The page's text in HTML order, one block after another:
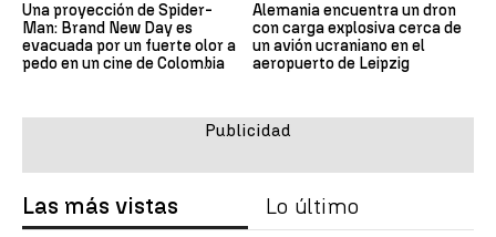
Una proyección de Spider-
Man: Brand New Day es
evacuada por un fuerte olor a
pedo en un cine de Colombia
Alemania encuentra un dron
con carga explosiva cerca de
un avión ucraniano en el
aeropuerto de Leipzig
Las más vistas Lo último